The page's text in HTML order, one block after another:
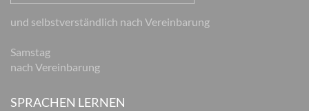
und selbstverständlich nach Vereinbarung
Samstag
nach Vereinbarung
SPRACHEN LERNEN